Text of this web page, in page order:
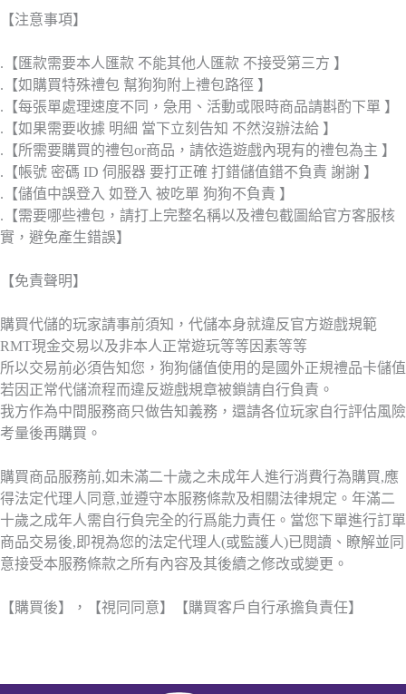
【注意事項】
.【匯款需要本人匯款 不能其他人匯款 不接受第三方 】
.【如購買特殊禮包 幫狗狗附上禮包路徑 】
.【每張單處理速度不同，急用、活動或限時商品請斟酌下單 】
.【如果需要收據 明細 當下立刻告知 不然沒辦法給 】
.【所需要購買的禮包or商品，請依造遊戲內現有的禮包為主 】
.【帳號 密碼 ID 伺服器 要打正確 打錯儲值錯不負責 謝謝 】
.【儲值中誤登入 如登入 被吃單 狗狗不負責 】
.【需要哪些禮包，請打上完整名稱以及禮包截圖給官方客服核
實，避免產生錯誤】
【免責聲明】
購買代儲的玩家請事前須知，代儲本身就違反官方遊戲規範
RMT現金交易以及非本人正常遊玩等等因素等等
所以交易前必須告知您，狗狗儲值使用的是國外正規禮品卡儲值
若因正常代儲流程而違反遊戲規章被鎖請自行負責。
我方作為中間服務商只做告知義務，還請各位玩家自行評估風險
考量後再購買。
購買商品服務前,如未滿二十歲之未成年人進行消費行為購買,應
得法定代理人同意,並遵守本服務條款及相關法律規定。年滿二
十歲之成年人需自行負完全的行爲能力責任。當您下單進行訂單
商品交易後,即視為您的法定代理人(或監護人)已閱讀、瞭解並同
意接受本服務條款之所有內容及其後續之修改或變更。
【購買後】，【視同同意】【購買客戶自行承擔負責任】